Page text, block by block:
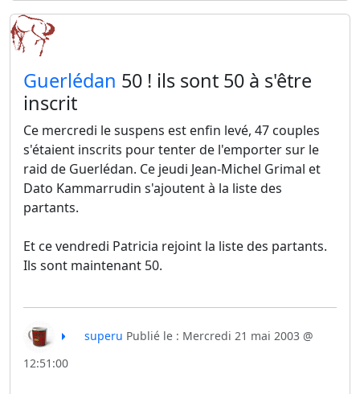
​Guerlédan 50 ! ils sont 50 à s'être
inscrit
Ce mercredi le suspens est enfin levé, 47 couples
s'étaient inscrits pour tenter de l'emporter sur le
raid de Guerlédan. Ce jeudi Jean-Michel Grimal et
Dato Kammarrudin s'ajoutent à la liste des
partants.
Et ce vendredi Patricia rejoint la liste des partants.
Ils sont maintenant 50.
superu Publié le : Mercredi 21 mai 2003 @
12:51:00